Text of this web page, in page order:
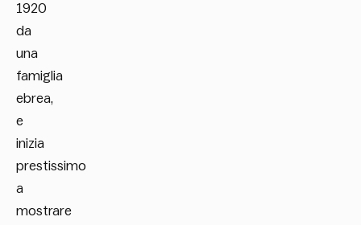
1920
da
una
famiglia
ebrea,
e
inizia
prestissimo
a
mostrare